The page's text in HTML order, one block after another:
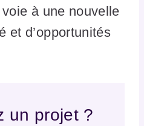
à une nouvelle
et d’opportunités
un projet ?